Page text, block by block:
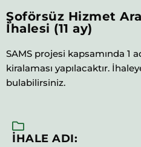
Şoförsüz Hizmet
İhalesi (11 ay)​
SAMS projesi kapsamında 1
kiralaması yapılacaktır.
bulabilirsiniz.
İHALE ADI: